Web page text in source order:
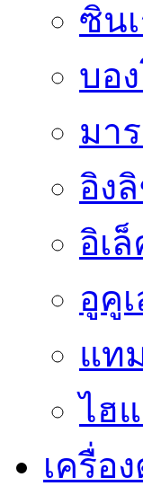
ซิน
บอ
มา
อิง
อิเ
อูคูเ
แท
ไฮ
เครื่อ